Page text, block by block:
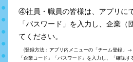
④社員・職員の皆様は、アプリに
「パスワード」を入力し、企業（
てください。
(登録方法：アプリ内メニューの「チーム登録」
「企業コード」「パスワード」を入力し、「確認